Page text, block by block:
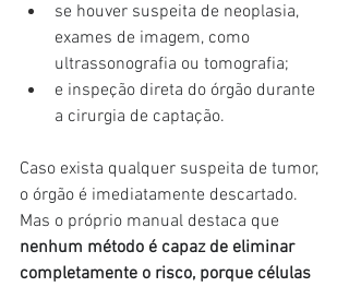
se houver suspeita de neoplasia,
exames de imagem, como
ultrassonografia ou tomografia;
e inspeção direta do órgão durante
a cirurgia de captação.
Caso exista qualquer suspeita de tumor,
o órgão é imediatamente descartado.
Mas o próprio manual destaca que
nenhum método é capaz de eliminar
completamente o risco, porque células